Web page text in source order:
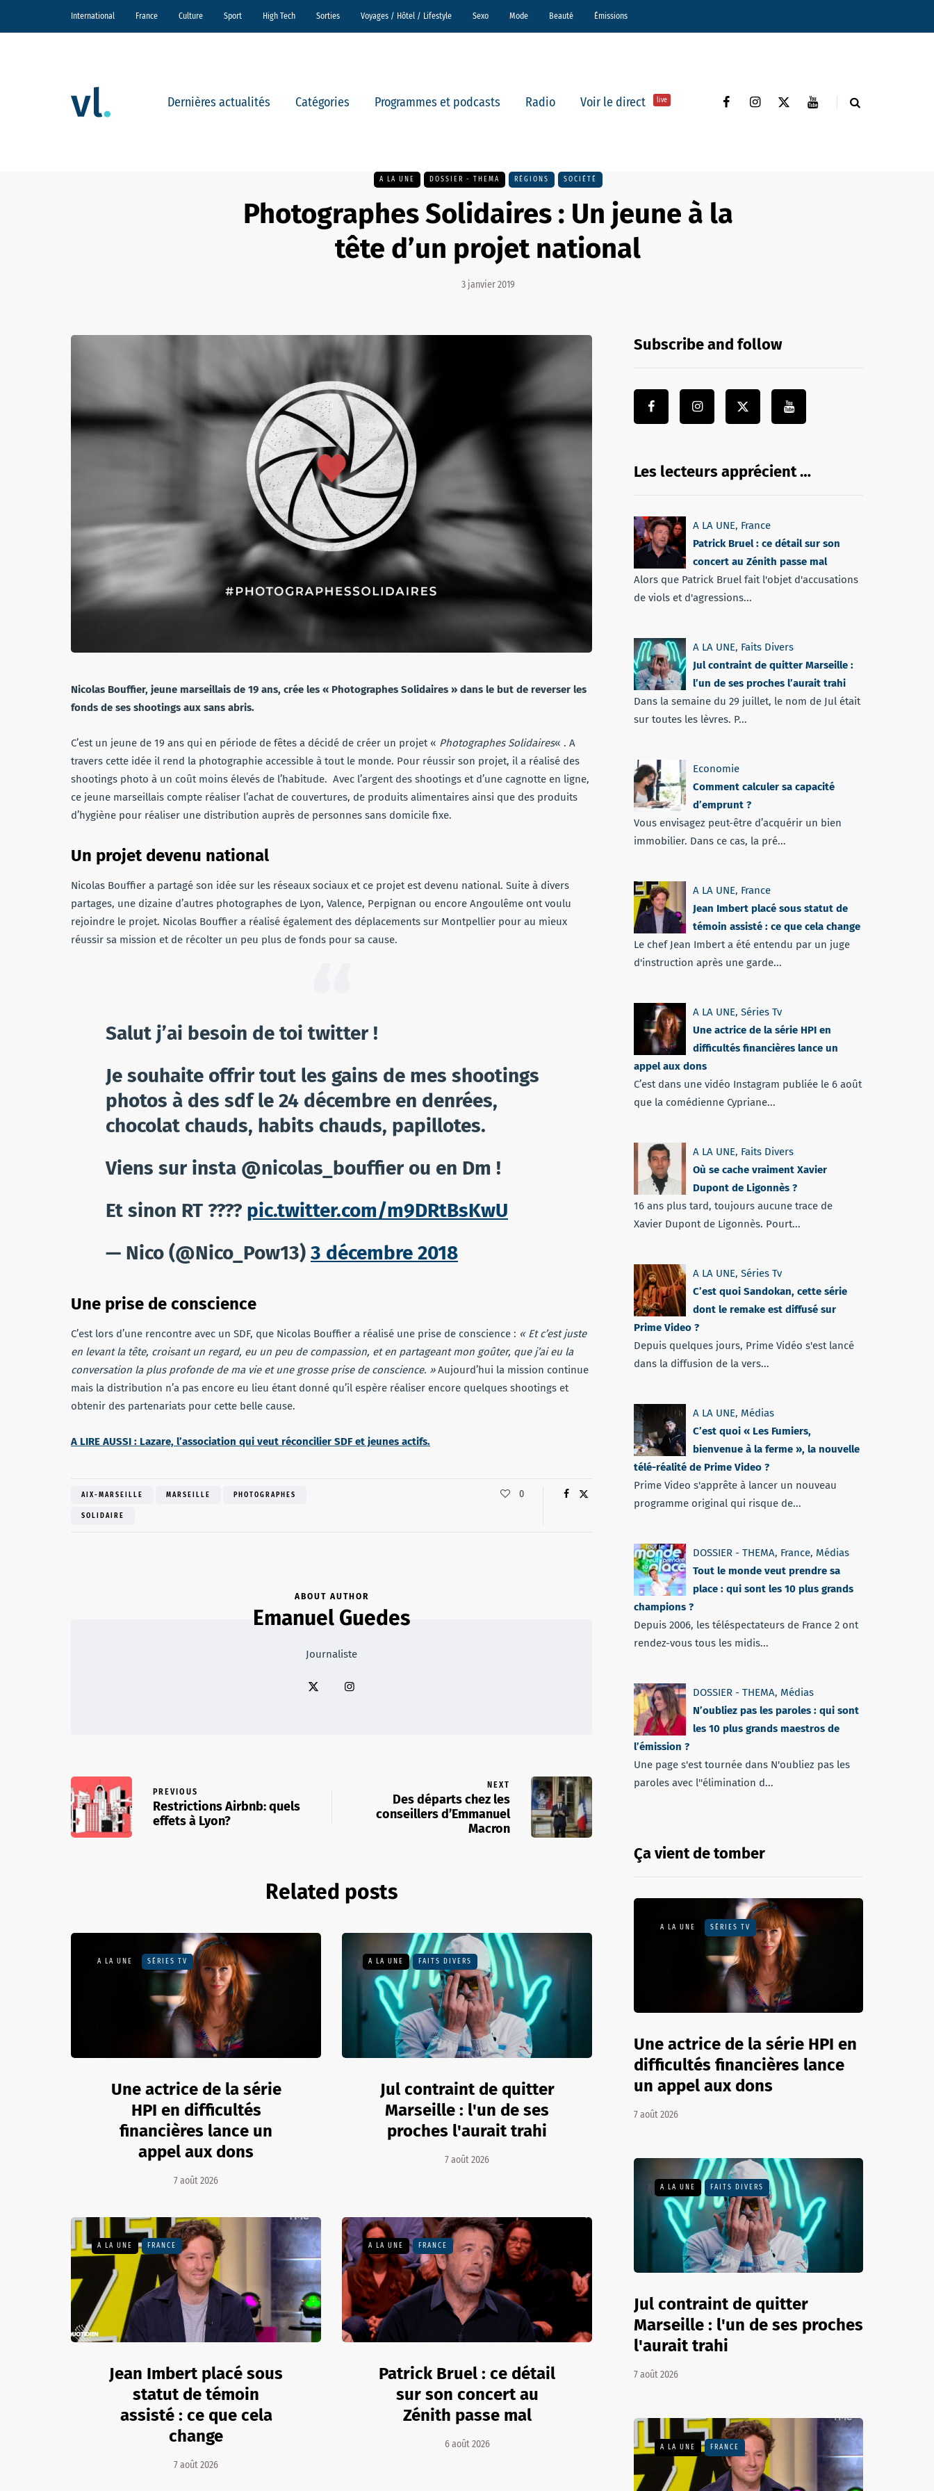
International France Culture Sport High Tech Sorties Voyages / Hôtel / Lifestyle Sexo Mode Beauté Émissions
Dernières actualités Catégories Programmes et podcasts Radio Voir le direct live
A LA UNE DOSSIER - THEMA RÉGIONS SOCIÉTÉ
Photographes Solidaires : Un jeune à la
tête d’un projet national
3 janvier 2019
Nicolas Bouffier, jeune marseillais de 19 ans, crée les « Photographes Solidaires » dans le but de reverser les
fonds de ses shootings aux sans abris.
C’est un jeune de 19 ans qui en période de fêtes a décidé de créer un projet « Photographes Solidaires« . A
travers cette idée il rend la photographie accessible à tout le monde. Pour réussir son projet, il a réalisé des
shootings photo à un coût moins élevés de l’habitude. Avec l’argent des shootings et d’une cagnotte en ligne,
ce jeune marseillais compte réaliser l’achat de couvertures, de produits alimentaires ainsi que des produits
d’hygiène pour réaliser une distribution auprès de personnes sans domicile fixe.
Un projet devenu national
Nicolas Bouffier a partagé son idée sur les réseaux sociaux et ce projet est devenu national. Suite à divers
partages, une dizaine d’autres photographes de Lyon, Valence, Perpignan ou encore Angoulême ont voulu
rejoindre le projet. Nicolas Bouffier a réalisé également des déplacements sur Montpellier pour au mieux
réussir sa mission et de récolter un peu plus de fonds pour sa cause.
Salut j’ai besoin de toi twitter !
Je souhaite offrir tout les gains de mes shootings
photos à des sdf le 24 décembre en denrées,
chocolat chauds, habits chauds, papillotes.
Viens sur insta @nicolas_bouffier ou en Dm !
Et sinon RT ???? pic.twitter.com/m9DRtBsKwU
— Nico (@Nico_Pow13) 3 décembre 2018
Une prise de conscience
C’est lors d’une rencontre avec un SDF, que Nicolas Bouffier a réalisé une prise de conscience : « Et c’est juste
en levant la tête, croisant un regard, eu un peu de compassion, et en partageant mon goûter, que j’ai eu la
conversation la plus profonde de ma vie et une grosse prise de conscience. »Aujourd’hui la mission continue
mais la distribution n’a pas encore eu lieu étant donné qu’il espère réaliser encore quelques shootings et
obtenir des partenariats pour cette belle cause.
A LIRE AUSSI : Lazare, l’association qui veut réconcilier SDF et jeunes actifs.
AIX-MARSEILLE MARSEILLE PHOTOGRAPHES
SOLIDAIRE
0
ABOUT AUTHOR
Emanuel Guedes
Journaliste
PREVIOUS
Restrictions Airbnb: quels
effets à Lyon?
NEXT
Des départs chez les
conseillers d’Emmanuel
Macron
Related posts
A LA UNE SÉRIES TV
Une actrice de la série
HPI en difficultés
financières lance un
appel aux dons
7 août 2026
A LA UNE FAITS DIVERS
Jul contraint de quitter
Marseille : l'un de ses
proches l'aurait trahi
7 août 2026
A LA UNE FRANCE
Jean Imbert placé sous
statut de témoin
assisté : ce que cela
change
7 août 2026
A LA UNE FRANCE
Patrick Bruel : ce détail
sur son concert au
Zénith passe mal
6 août 2026
Subscribe and follow
Les lecteurs apprécient …
A LA UNE, France
Patrick Bruel : ce détail sur son
concert au Zénith passe mal
Alors que Patrick Bruel fait l'objet d'accusations
de viols et d'agressions...
A LA UNE, Faits Divers
Jul contraint de quitter Marseille :
l’un de ses proches l’aurait trahi
Dans la semaine du 29 juillet, le nom de Jul était
sur toutes les lèvres. P...
Economie
Comment calculer sa capacité
d’emprunt ?
Vous envisagez peut-être d’acquérir un bien
immobilier. Dans ce cas, la pré...
A LA UNE, France
Jean Imbert placé sous statut de
témoin assisté : ce que cela change
Le chef Jean Imbert a été entendu par un juge
d'instruction après une garde...
A LA UNE, Séries Tv
Une actrice de la série HPI en
difficultés financières lance un
appel aux dons
C’est dans une vidéo Instagram publiée le 6 août
que la comédienne Cypriane...
A LA UNE, Faits Divers
Où se cache vraiment Xavier
Dupont de Ligonnès ?
16 ans plus tard, toujours aucune trace de
Xavier Dupont de Ligonnès. Pourt...
A LA UNE, Séries Tv
C’est quoi Sandokan, cette série
dont le remake est diffusé sur
Prime Video ?
Depuis quelques jours, Prime Vidéo s'est lancé
dans la diffusion de la vers...
A LA UNE, Médias
C’est quoi « Les Fumiers,
bienvenue à la ferme », la nouvelle
télé-réalité de Prime Video ?
Prime Video s'apprête à lancer un nouveau
programme original qui risque de...
DOSSIER - THEMA, France, Médias
Tout le monde veut prendre sa
place : qui sont les 10 plus grands
champions ?
Depuis 2006, les téléspectateurs de France 2 ont
rendez-vous tous les midis...
DOSSIER - THEMA, Médias
N’oubliez pas les paroles : qui sont
les 10 plus grands maestros de
l’émission ?
Une page s'est tournée dans N'oubliez pas les
paroles avec l''élimination d...
Ça vient de tomber
A LA UNE SÉRIES TV
Une actrice de la série HPI en
difficultés financières lance
un appel aux dons
7 août 2026
A LA UNE FAITS DIVERS
Jul contraint de quitter
Marseille : l'un de ses proches
l'aurait trahi
7 août 2026
A LA UNE FRANCE